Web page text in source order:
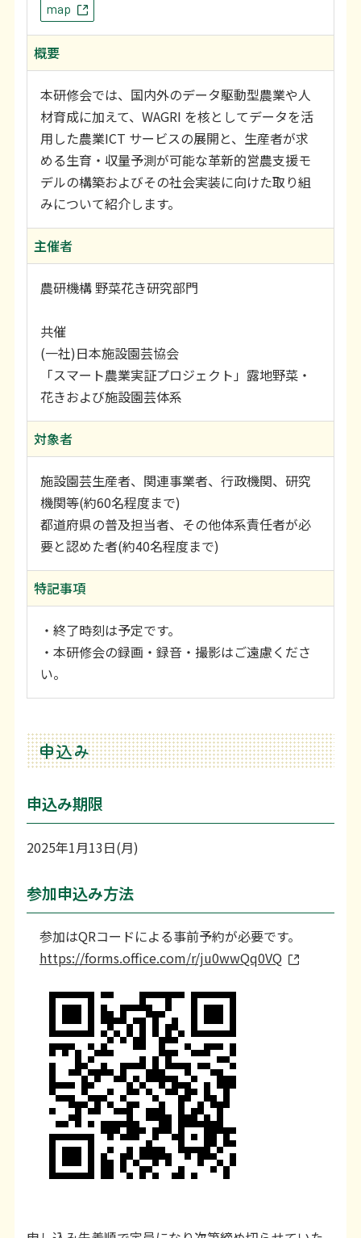
map
概要
本研修会では、国内外のデータ駆動型農業や人
材育成に加えて、WAGRI を核としてデータを活
用した農業ICT サービスの展開と、生産者が求
める生育・収量予測が可能な革新的営農支援モ
デルの構築およびその社会実装に向けた取り組
みについて紹介します。
主催者
農研機構 野菜花き研究部門
共催
(一社)日本施設園芸協会
「スマート農業実証プロジェクト」露地野菜・
花きおよび施設園芸体系
対象者
施設園芸生産者、関連事業者、行政機関、研究
機関等(約60名程度まで)
都道府県の普及担当者、その他体系責任者が必
要と認めた者(約40名程度まで)
特記事項
・終了時刻は予定です。
・本研修会の録画・録音・撮影はご遠慮くださ
い。
申込み
申込み期限
2025年1月13日(月)
参加申込み方法
参加はQRコードによる事前予約が必要です。
https://forms.office.com/r/ju0wwQq0VQ